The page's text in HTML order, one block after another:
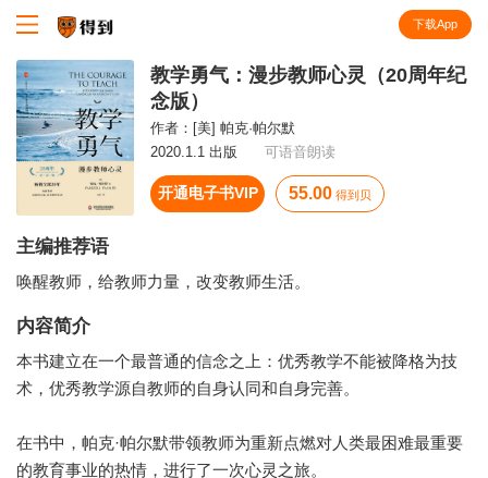
下载App
教学勇气：漫步教师心灵（20周年纪
念版）
作者： [美] 帕克·帕尔默
2020.1.1 出版
可语音朗读
开通电子书VIP 55.00 得到贝
主编推荐语
唤醒教师，给教师力量，改变教师生活。
内容简介
本书建立在一个最普通的信念之上：优秀教学不能被降格为技
术，优秀教学源自教师的自身认同和自身完善。
在书中，帕克·帕尔默带领教师为重新点燃对人类最困难最重要
的教育事业的热情，进行了一次心灵之旅。